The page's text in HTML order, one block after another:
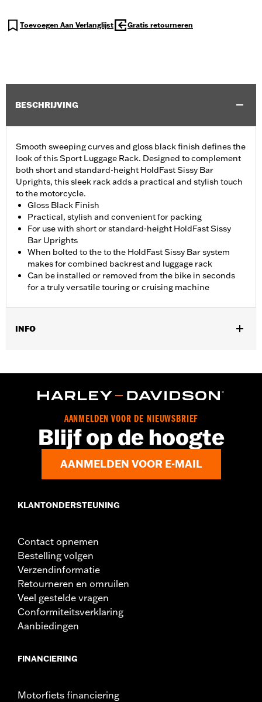
Toevoegen Aan Verlanglijst Gratis retourneren
BESCHRIJVING
Smooth sweeping curves and gloss black finish defines the
look of this Sport Luggage Rack. Designed to complement
both short and standard-height HoldFast Sissy Bar
Uprights, this sleek rack adds a practical and stylish touch
to the motorcycle.
Gloss Black Finish
Practical, stylish and convenient for packing
For use with short or standard-height HoldFast Sissy
Bar Uprights
When bolted to the to the HoldFast Sissy Bar system
makes for combined backrest and luggage rack
Can be installed or removed from the bike in seconds
for a truly versatile touring or cruising machine
INFO
AANMELDEN VOOR DE NIEUWSBRIEF
Blijf op de hoogte
AANMELDEN VOOR E-MAIL
KLANTONDERSTEUNING
Contact opnemen
Bestelling volgen
Verzendinformatie
Retourneren en omruilen
Veel gestelde vragen
Conformiteitsverklaring
Aanbiedingen
FINANCIERING
Motorfiets financiering